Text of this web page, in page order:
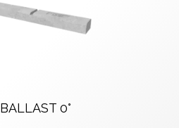
BALLAST 0°